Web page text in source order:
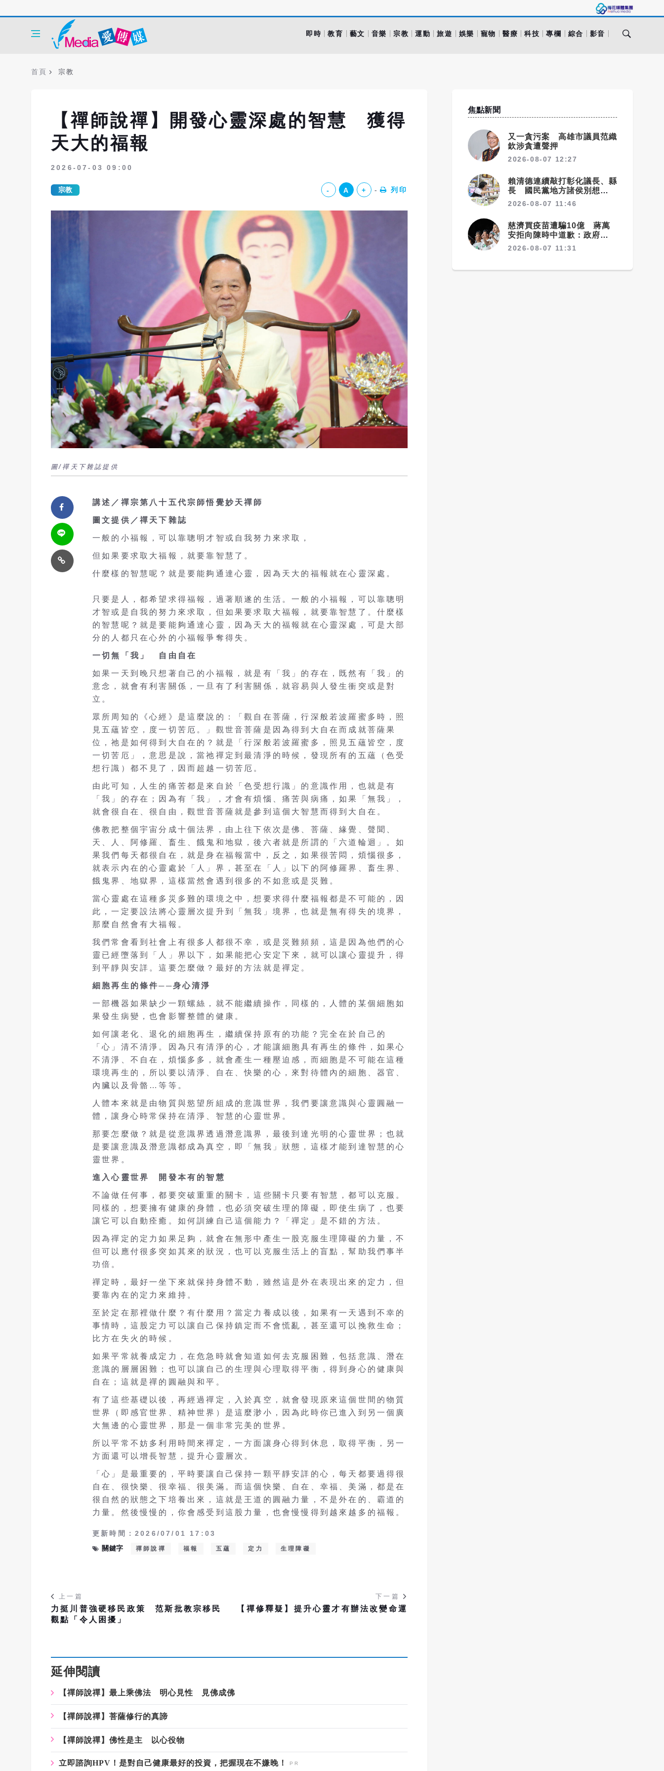
即時 教育 藝文 音樂 宗教 運動 旅遊 娛樂 寵物 醫療 科技 專欄 綜合 影音
首頁 宗教
【禪師說禪】開發心靈深處的智慧 獲得
天大的福報
2026-07-03 09:00
宗教 - A + 列印
圖/禪天下雜誌提供
講述／禪宗第八十五代宗師悟覺妙天禪師
圖文提供／禪天下雜誌
一般的小福報，可以靠聰明才智或自我努力來求取，
但如果要求取大福報，就要靠智慧了。
什麼樣的智慧呢？就是要能夠通達心靈，因為天大的福報就在心靈深處。
只要是人，都希望求得福報，過著順遂的生活。一般的小福報，可以靠聰明
才智或是自我的努力來求取，但如果要求取大福報，就要靠智慧了。什麼樣
的智慧呢？就是要能夠通達心靈，因為天大的福報就在心靈深處，可是大部
分的人都只在心外的小福報爭奪得失。
一切無「我」 自由自在
如果一天到晚只想著自己的小福報，就是有「我」的存在，既然有「我」的
意念，就會有利害關係，一旦有了利害關係，就容易與人發生衝突或是對
立。
眾所周知的《心經》是這麼說的：「觀自在菩薩，行深般若波羅蜜多時，照
見五蘊皆空，度一切苦厄。」觀世音菩薩是因為得到大自在而成就菩薩果
位，祂是如何得到大自在的？就是「行深般若波羅蜜多，照見五蘊皆空，度
一切苦厄」，意思是說，當祂禪定到最清淨的時候，發現所有的五蘊（色受
想行識）都不見了，因而超越一切苦厄。
由此可知，人生的痛苦都是來自於「色受想行識」的意識作用，也就是有
「我」的存在；因為有「我」，才會有煩惱、痛苦與病痛，如果「無我」，
就會很自在、很自由，觀世音菩薩就是參到這個大智慧而得到大自在。
佛教把整個宇宙分成十個法界，由上往下依次是佛、菩薩、緣覺、聲聞、
天、人、阿修羅、畜生、餓鬼和地獄，後六者就是所謂的「六道輪迴」。如
果我們每天都很自在，就是身在福報當中，反之，如果很苦悶，煩惱很多，
就表示內在的心靈處於「人」界，甚至在「人」以下的阿修羅界、畜生界、
餓鬼界、地獄界，這樣當然會遇到很多的不如意或是災難。
當心靈處在這種多災多難的環境之中，想要求得什麼福報都是不可能的，因
此，一定要設法將心靈層次提升到「無我」境界，也就是無有得失的境界，
那麼自然會有大福報。
我們常會看到社會上有很多人都很不幸，或是災難頻頻，這是因為他們的心
靈已經墮落到「人」界以下，如果能把心安定下來，就可以讓心靈提升，得
到平靜與安詳。這要怎麼做？最好的方法就是禪定。
細胞再生的條件──身心清淨
一部機器如果缺少一顆螺絲，就不能繼續操作，同樣的，人體的某個細胞如
果發生病變，也會影響整體的健康。
如何讓老化、退化的細胞再生，繼續保持原有的功能？完全在於自己的
「心」清不清淨。因為只有清淨的心，才能讓細胞具有再生的條件，如果心
不清淨、不自在，煩惱多多，就會產生一種壓迫感，而細胞是不可能在這種
環境再生的，所以要以清淨、自在、快樂的心，來對待體內的細胞、器官、
內臟以及骨骼…等等。
人體本來就是由物質與慾望所組成的意識世界，我們要讓意識與心靈圓融一
體，讓身心時常保持在清淨、智慧的心靈世界。
那要怎麼做？就是從意識界透過潛意識界，最後到達光明的心靈世界；也就
是要讓意識及潛意識都成為真空，即「無我」狀態，這樣才能到達智慧的心
靈世界。
進入心靈世界 開發本有的智慧
不論做任何事，都要突破重重的關卡，這些關卡只要有智慧，都可以克服。
同樣的，想要擁有健康的身體，也必須突破生理的障礙，即使生病了，也要
讓它可以自動痊癒。如何訓練自己這個能力？「禪定」是不錯的方法。
因為禪定的定力如果足夠，就會在無形中產生一股克服生理障礙的力量，不
但可以應付很多突如其來的狀況，也可以克服生活上的盲點，幫助我們事半
功倍。
禪定時，最好一坐下來就保持身體不動，雖然這是外在表現出來的定力，但
要靠內在的定力來維持。
至於定在那裡做什麼？有什麼用？當定力養成以後，如果有一天遇到不幸的
事情時，這股定力可以讓自己保持鎮定而不會慌亂，甚至還可以挽救生命；
比方在失火的時候。
如果平常就養成定力，在危急時就會知道如何去克服困難，包括意識、潛在
意識的層層困難；也可以讓自己的生理與心理取得平衡，得到身心的健康與
自在；這就是禪的圓融與和平。
有了這些基礎以後，再經過禪定，入於真空，就會發現原來這個世間的物質
世界（即感官世界、精神世界）是這麼渺小，因為此時你已進入到另一個廣
大無邊的心靈世界，那是一個非常完美的世界。
所以平常不妨多利用時間來禪定，一方面讓身心得到休息，取得平衡，另一
方面還可以增長智慧，提升心靈層次。
「心」是最重要的，平時要讓自己保持一顆平靜安詳的心，每天都要過得很
自在、很快樂、很幸福、很美滿。而這個快樂、自在、幸福、美滿，都是在
很自然的狀態之下培養出來，這就是王道的圓融力量，不是外在的、霸道的
力量。然後慢慢的，你會感受到這股力量，也會慢慢得到越來越多的福報。
更新時間：2026/07/01 17:03
關鍵字
禪師說禪 福報 五蘊 定力 生理障礙
上一篇
力挺川普強硬移民政策 范斯批教宗移民
觀點「令人困擾」
下一篇
【禪修釋疑】提升心靈才有辦法改變命運
延伸閱讀
【禪師說禪】最上乘佛法 明心見性 見佛成佛
【禪師說禪】菩薩修行的真諦
【禪師說禪】佛性是主 以心役物
立即諮詢HPV！是對自己健康最好的投資，把握現在不嫌晚！
焦點新聞
又一貪污案 高雄市議員范織
欽涉貪遭聲押
2026-08-07 12:27
賴清德連續敲打彰化議長、縣
長 國民黨地方諸侯別想獨善
其身
2026-08-07 11:46
慈濟買疫苗遭騙10億 蔣萬
安拒向陳時中道歉：政府若採
購足夠疫苗不需民間出力
2026-08-07 11:31